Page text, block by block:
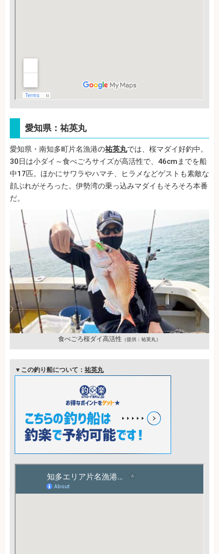
愛知県：祐英丸
愛知県・南知多町片名漁港の祐英丸では、桜マダイ好釣中。
30日は小ダイ～食べごろサイズが高活性で、46cmまでを船
中17匹。ほかにサワラやハマチ、ヒラメなどゲストも素敵な
顔ぶれがそろった。伊勢湾の乗っ込みマダイもそろそろ本番
だ。
食べごろ桜ダイ高活性 （提供：祐英丸）
▼この釣り船について： 祐英丸